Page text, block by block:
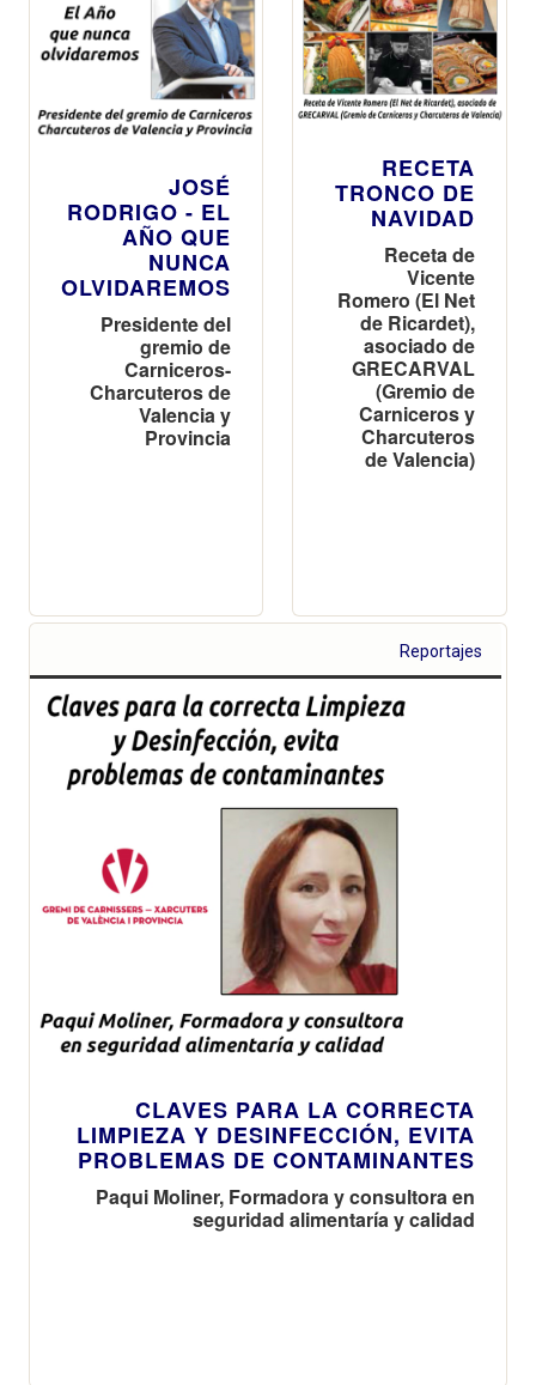
JOSÉ
RODRIGO - EL
AÑO QUE
NUNCA
OLVIDAREMOS
Presidente del
gremio de
Carniceros-
Charcuteros de
Valencia y
Provincia
RECETA
TRONCO DE
NAVIDAD
Receta de
Vicente
Romero (El Net
de Ricardet),
asociado de
GRECARVAL
(Gremio de
Carniceros y
Charcuteros
de Valencia)
Reportajes
CLAVES PARA LA CORRECTA
LIMPIEZA Y DESINFECCIÓN, EVITA
PROBLEMAS DE CONTAMINANTES
Paqui Moliner, Formadora y consultora en
seguridad alimentaría y calidad